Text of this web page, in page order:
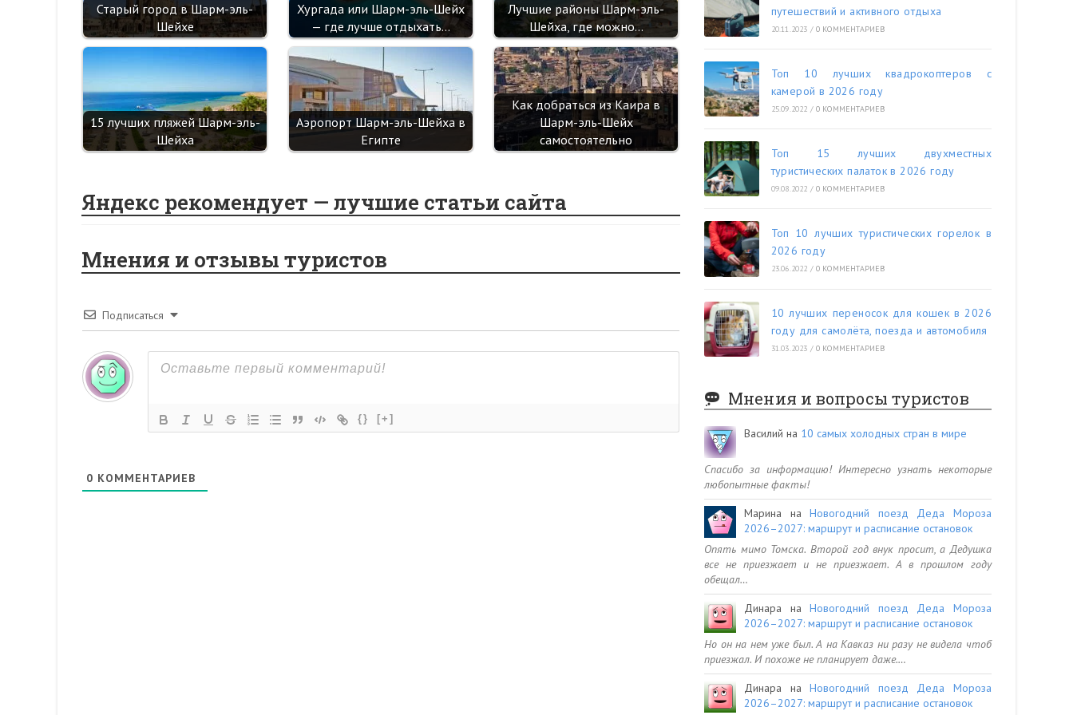
Старый город в Шарм-эль-
Шейхе
Хургада или Шарм-эль-Шейх
— где лучше отдыхать…
Лучшие районы Шарм-эль-
Шейха, где можно…
15 лучших пляжей Шарм-эль-
Шейха
Аэропорт Шарм-эль-Шейха в
Египте
Как добраться из Каира в
Шарм-эль-Шейх
самостоятельно
Яндекс рекомендует — лучшие статьи сайта
Мнения и отзывы туристов
Подписаться
{} [+]
0 КОММЕНТАРИЕВ
путешествий и активного отдыха
20.11.2023 / 0 КОММЕНТАРИЕВ
Топ 10 лучших квадрокоптеров с
камерой в 2026 году
25.09.2022 / 0 КОММЕНТАРИЕВ
Топ 15 лучших двухместных
туристических палаток в 2026 году
09.08.2022 / 0 КОММЕНТАРИЕВ
Топ 10 лучших туристических горелок в
2026 году
23.06.2022 / 0 КОММЕНТАРИЕВ
10 лучших переносок для кошек в 2026
году для самолёта, поезда и автомобиля
31.03.2023 / 0 КОММЕНТАРИЕВ
Мнения и вопросы туристов
Василий на 10 самых холодных стран в мире
Спасибо за информацию! Интересно узнать некоторые
любопытные факты!
Марина наНовогодний поезд Деда Мороза
2026–2027: маршрут и расписание остановок
Опять мимо Томска. Второй год внук просит, а Дедушка
все не приезжает и не приезжает. А в прошлом году
обещал…
Динара наНовогодний поезд Деда Мороза
2026–2027: маршрут и расписание остановок
Но он на нем уже был. А на Кавказ ни разу не видела чтоб
приезжал. И похоже не планирует даже.…
Динара наНовогодний поезд Деда Мороза
2026–2027: маршрут и расписание остановок